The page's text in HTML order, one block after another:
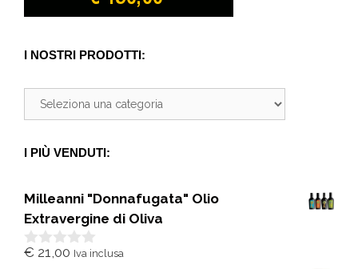
I NOSTRI PRODOTTI:
I PIÙ VENDUTI:
Milleanni "Donnafugata" Olio
Extravergine di Oliva
0
€ 21,00 Iva inclusa